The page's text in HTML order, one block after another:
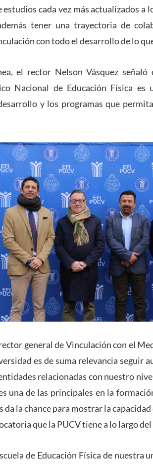
estudios cada vez más actualizados a
tener una trayectoria de
con todo el desarrollo de lo
el rector Nelson Vásquez señaló
Nacional de Educación Física
y los programas que
general de Vinculación con el
es de suma relevancia seguir
relacionadas con nuestro
una de las principales en la
da la chance para mostrar la
que la PUCV tiene a lo largo del
de Educación Física de nuestra